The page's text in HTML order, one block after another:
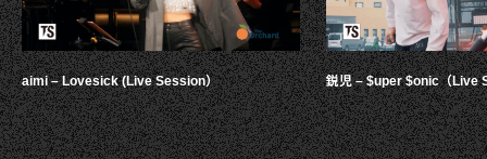
aimi – Lovesick (Live Session） 鋭児 – $uper $onic（Live